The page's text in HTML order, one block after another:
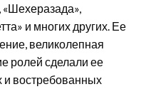
«Шехеразада»,
и многих других. Ее
великолепная
ролей сделали ее
востребованных